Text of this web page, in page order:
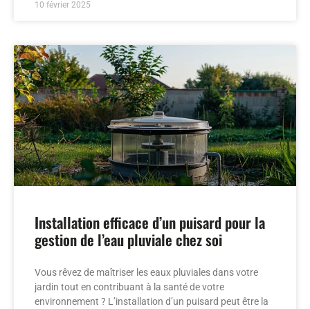
10 février 2025
Installation efficace d’un puisard pour la
gestion de l’eau pluviale chez soi
Vous rêvez de maîtriser les eaux pluviales dans votre
jardin tout en contribuant à la santé de votre
environnement ? L’installation d’un puisard peut être la